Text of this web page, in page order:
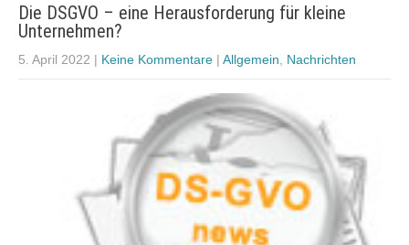
Die DSGVO – eine Herausforderung für kleine
Unternehmen?
5. April 2022 | Keine Kommentare | Allgemein Nachrichten